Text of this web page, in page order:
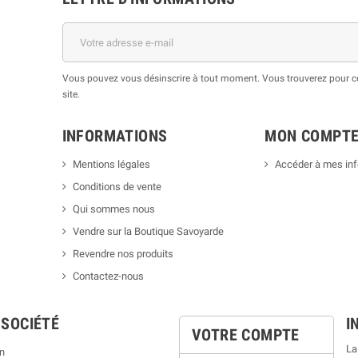
Vous pouvez vous désinscrire à tout moment. Vous trouverez
site.
INFORMATIONS
Mentions légales
Conditions de vente
Qui sommes nous
Vendre sur la Boutique Savoyarde
Revendre nos produits
Contactez-nous
MON
Accéder à mes
VOTRE COMPTE